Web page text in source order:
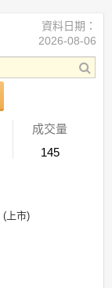
資料日期：
2026-08-06
成交量
145
(上市)